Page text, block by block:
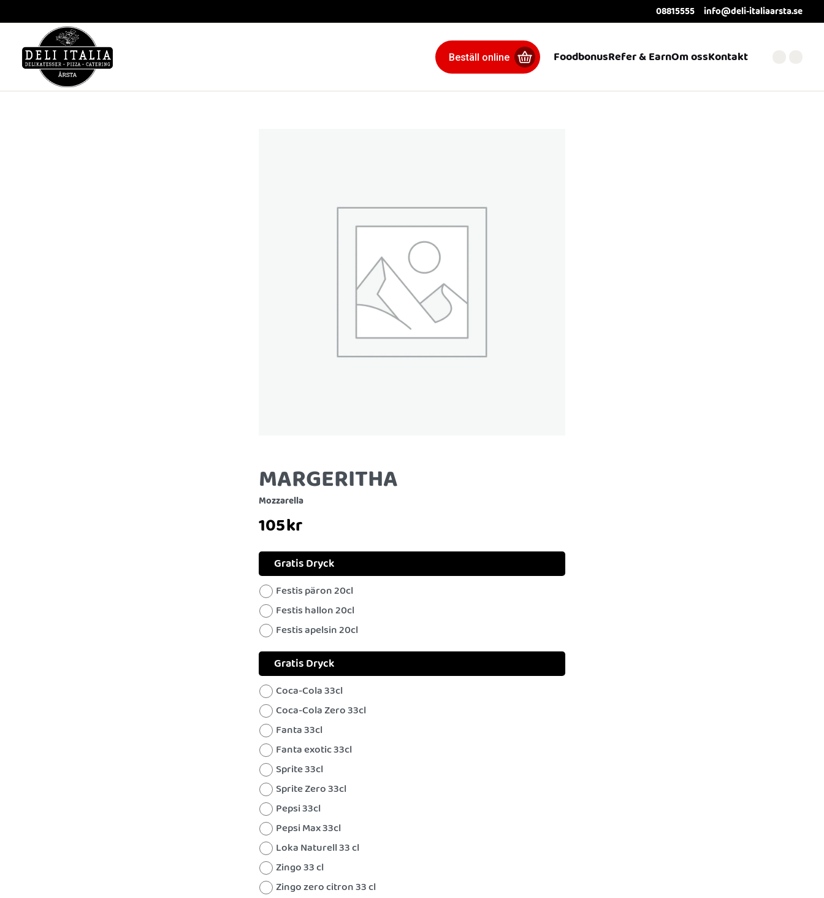
08815555 info@deli-italiaarsta.se
Beställ online FoodbonusRefer & EarnOm ossKontakt
MARGERITHA
Mozzarella
105kr
Gratis Dryck
Festis päron 20cl
Festis hallon 20cl
Festis apelsin 20cl
Gratis Dryck
Coca-Cola 33cl
Coca-Cola Zero 33cl
Fanta 33cl
Fanta exotic 33cl
Sprite 33cl
Sprite Zero 33cl
Pepsi 33cl
Pepsi Max 33cl
Loka Naturell 33 cl
Zingo 33 cl
Zingo zero citron 33 cl